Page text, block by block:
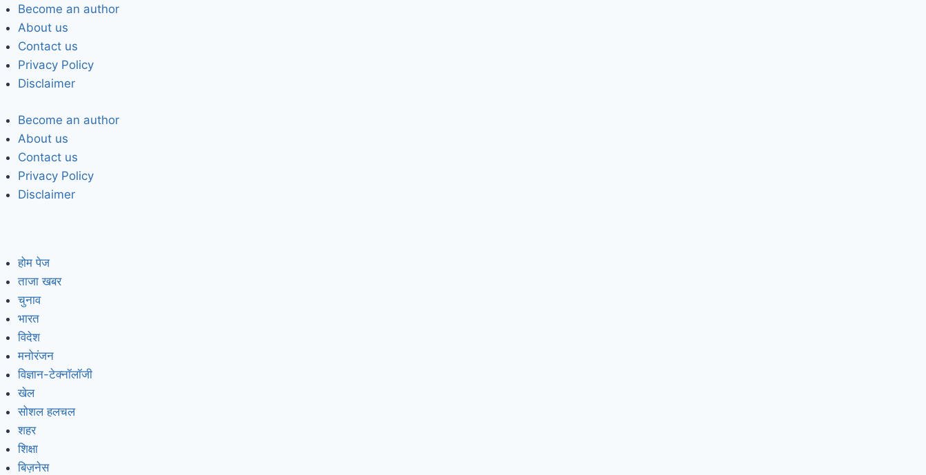
Become an author
About us
Contact us
Privacy Policy
Disclaimer
Become an author
About us
Contact us
Privacy Policy
Disclaimer
होम पेज
ताजा खबर
चुनाव
भारत
विदेश
मनोरंजन
विज्ञान-टेक्नॉलॉजी
खेल
सोशल हलचल
शहर
शिक्षा
बिज़नेस